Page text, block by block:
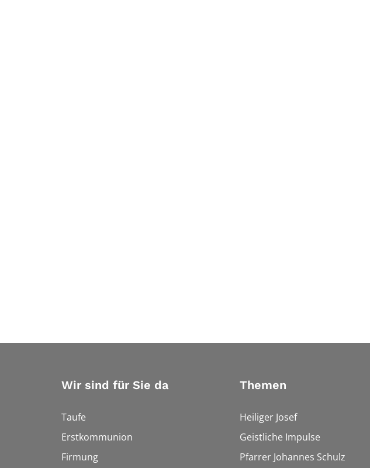
Wir sind für Sie da
Taufe
Erstkommunion
Firmung
Themen
Heiliger Josef
Geistliche Impulse
Pfarrer Johannes Schulz